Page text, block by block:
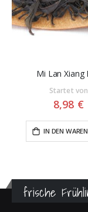
Mi Lan Xiang
Startet von
8,98 €
IN DEN
frische